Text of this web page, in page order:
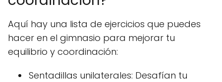
Aquí hay una lista de ejercicios que puedes
hacer en el gimnasio para mejorar tu
equilibrio y coordinación:
Sentadillas unilaterales: Desafían tu